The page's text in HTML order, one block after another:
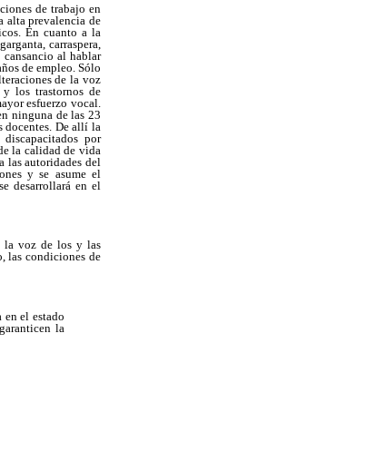
de trabajo en
alta prevalencia de
En cuanto a la
carraspera,
al hablar
de empleo. Sólo
de la voz
los trastornos de
esfuerzo vocal.
ninguna de las 23
docentes. De allí la
por
la calidad de vida
las autoridades del
y se asume el
desarrollará en el
la voz de los y las
las condiciones de
el estado
la